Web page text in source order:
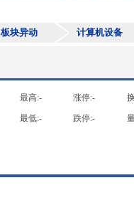
板块异动 计算机设备
最高:- 涨停:-
最低:- 跌停:-